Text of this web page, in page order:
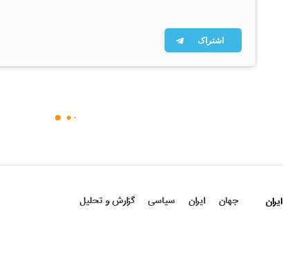
اشتراک
ایران جهان ایران سیاسی گزارش و تحلیل